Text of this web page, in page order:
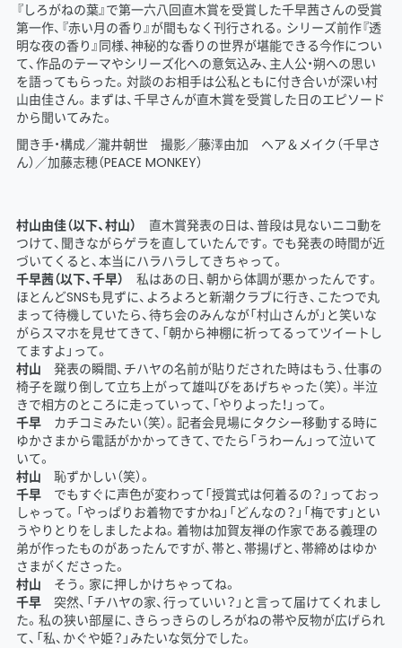
『しろがねの葉』で第一六八回直木賞を受賞した千早茜さんの受賞
第一作、『赤い月の香り』が間もなく刊行される。シリーズ前作『透
明な夜の香り』同様、神秘的な香りの世界が堪能できる今作につい
て、作品のテーマやシリーズ化への意気込み、主人公・朔への思い
を語ってもらった。対談のお相手は公私ともに付き合いが深い村
山由佳さん。まずは、千早さんが直木賞を受賞した日のエピソード
から聞いてみた。
聞き手・構成／瀧井朝世 撮影／藤澤由加 ヘア＆メイク（千早さ
ん）／加藤志穂（PEACE MONKEY）
村山由佳（以下、村山） 直木賞発表の日は、普段は見ないニコ動を
つけて、聞きながらゲラを直していたんです。でも発表の時間が近
づいてくると、本当にハラハラしてきちゃって。
千早茜（以下、千早） 私はあの日、朝から体調が悪かったんです。
ほとんどSNSも見ずに、よろよろと新潮クラブに行き、こたつで丸
まって待機していたら、待ち会のみんなが「村山さんが」と笑いな
がらスマホを見せてきて、「朝から神棚に祈ってるってツイートし
てますよ」って。
村山 発表の瞬間、チハヤの名前が貼りだされた時はもう、仕事の
椅子を蹴り倒して立ち上がって雄叫びをあげちゃった（笑）。半泣
きで相方のところに走っていって、「やりよった！」って。
千早カチコミみたい（笑）。記者会見場にタクシー移動する時に
ゆかさまから電話がかかってきて、でたら「うわーん」って泣いて
いて。
村山 恥ずかしい（笑）。
千早でもすぐに声色が変わって「授賞式は何着るの？」っておっ
しゃって。「やっぱりお着物ですかね」「どんなの？」「梅です」とい
うやりとりをしましたよね。着物は加賀友禅の作家である義理の
弟が作ったものがあったんですが、帯と、帯揚げと、帯締めはゆか
さまがくださった。
村山 そう。家に押しかけちゃってね。
千早突然、「チハヤの家、行っていい？」と言って届けてくれまし
た。私の狭い部屋に、きらっきらのしろがねの帯や反物が広げられ
て、「私、かぐや姫？」みたいな気分でした。